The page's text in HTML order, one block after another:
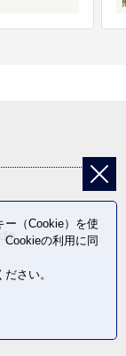
験
ー（Cookie）を使
の利用に同
さい。